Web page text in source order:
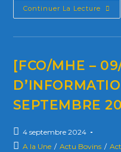
Continuer La Lecture
[FCO/MHE –
SEPTEMBRE
4 septembre 2024
A la Une / Actu Bovins /